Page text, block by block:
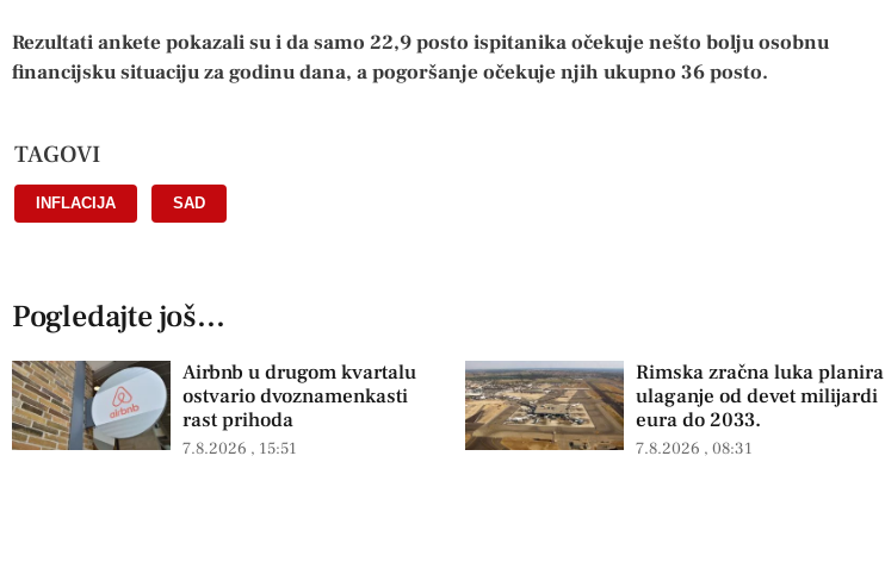
Rezultati ankete pokazali su i da samo 22,9 posto ispitanika očekuje nešto bolju osobnu
financijsku situaciju za godinu dana, a pogoršanje očekuje njih ukupno 36 posto.
TAGOVI
INFLACIJA SAD
Pogledajte još...
Airbnb u drugom kvartalu
ostvario dvoznamenkasti
rast prihoda
7.8.2026 15:51
Rimska zračna luka planira
ulaganje od devet milijardi
eura do 2033.
7.8.2026 08:31